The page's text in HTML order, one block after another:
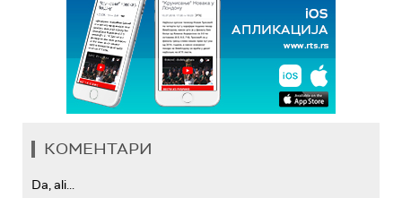
КОМЕНТАРИ
Da, ali...